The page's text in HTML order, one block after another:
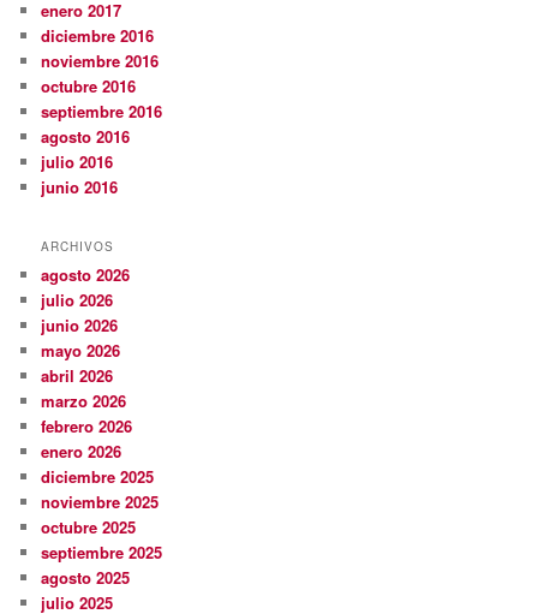
enero 2017
diciembre 2016
noviembre 2016
octubre 2016
septiembre 2016
agosto 2016
julio 2016
junio 2016
ARCHIVOS
agosto 2026
julio 2026
junio 2026
mayo 2026
abril 2026
marzo 2026
febrero 2026
enero 2026
diciembre 2025
noviembre 2025
octubre 2025
septiembre 2025
agosto 2025
julio 2025